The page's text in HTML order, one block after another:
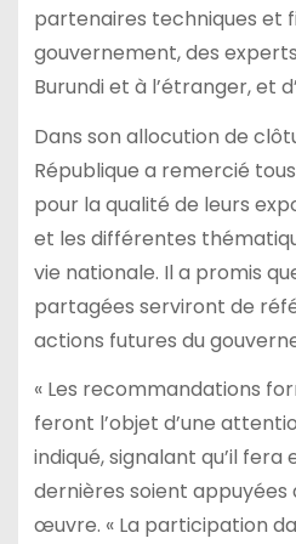
partenaires techniques et
gouvernement, des
Burundi et à l’étranger, et
Dans son allocution de
République a remercié
pour la qualité de leurs
et les différentes
vie nationale. Il a promis
partagées serviront de
actions futures du
« Les recommandations
feront l’objet d’une
indiqué, signalant qu’il fera
dernières soient appuyées
œuvre. « La participation